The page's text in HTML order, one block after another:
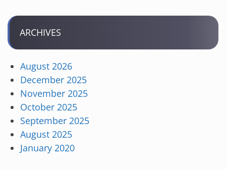
ARCHIVES
August 2026
December 2025
November 2025
October 2025
September 2025
August 2025
January 2020